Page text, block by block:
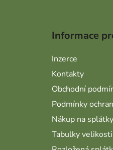
Informace
Inzerce
Kontakty
Obchodní
Podmínky
Nákup na splátky
Tabulky velikosti